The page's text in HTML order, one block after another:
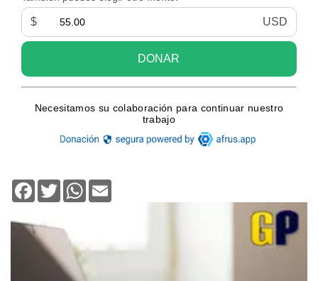
Facebook
TwitterWhatsApp